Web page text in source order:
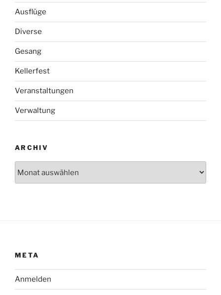
Ausflüge
Diverse
Gesang
Kellerfest
Veranstaltungen
Verwaltung
ARCHIV
META
Anmelden